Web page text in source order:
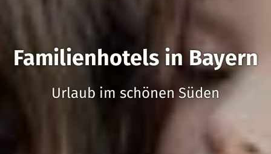
Familienhotels in Bayern
Urlaub im schönen Süden